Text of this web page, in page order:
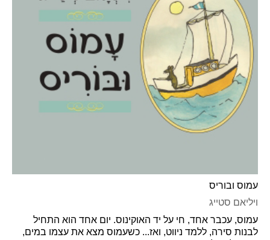
עמוס ובוריס
ויליאם סטייג
עמוס, עכבר אחד, חי על יד האוקינוס. יום אחד הוא התחיל
לבנות סירה, ללמד ניווט, ואז... כשעמוס מצא את עצמו במים,